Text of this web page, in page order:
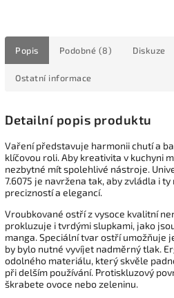
Popis Podobné (8) Diskuze
Ostatní informace
Detailní popis produktu
Vaření představuje harmonii chutí a
klíčovou roli. Aby kreativita v kuchyni
nezbytné mít spolehlivé nástroje.
7.6075 je navržena tak, aby zvládla i
precizností a elegancí.
Vroubkované ostří z vysoce kvalitní
prokluzuje i tvrdými slupkami, jako
manga. Speciální tvar ostří umožňuje
by bylo nutné vyvíjet nadměrný tlak.
odolného materiálu, který skvěle
při delším používání. Protiskluzový
škrabete ovoce nebo zeleninu.